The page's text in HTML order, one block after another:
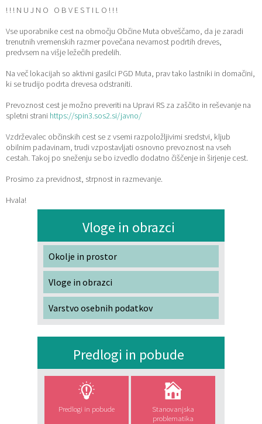
! ! ! N U J N O O B V E S T I L O ! ! !
Vse uporabnike cest na območju Občine Muta obveščamo, da je zaradi
trenutnih vremenskih razmer povečana nevarnost podrtih dreves,
predvsem na višje ležečih predelih.
Na več lokacijah so aktivni gasilci PGD Muta, prav tako lastniki in domačini,
ki se trudijo podrta drevesa odstraniti.
Prevoznost cest je možno preveriti na Upravi RS za zaščito in reševanje na
spletni strani https://spin3.sos2.si/javno/
Vzdrževalec občinskih cest se z vsemi razpoložljivimi sredstvi, kljub
obilnim padavinam, trudi vzpostavljati osnovno prevoznost na vseh
cestah. Takoj po sneženju se bo izvedlo dodatno čiščenje in širjenje cest.
Prosimo za previdnost, strpnost in razmevanje.
Hvala!
Vloge in obrazci
Okolje in prostor
Vloge in obrazci
Varstvo osebnih podatkov
Predlogi in pobude
Predlogi in pobude
Stanovanjska
problematika
Katalog informacij javnega značaja
Lokalne volitve